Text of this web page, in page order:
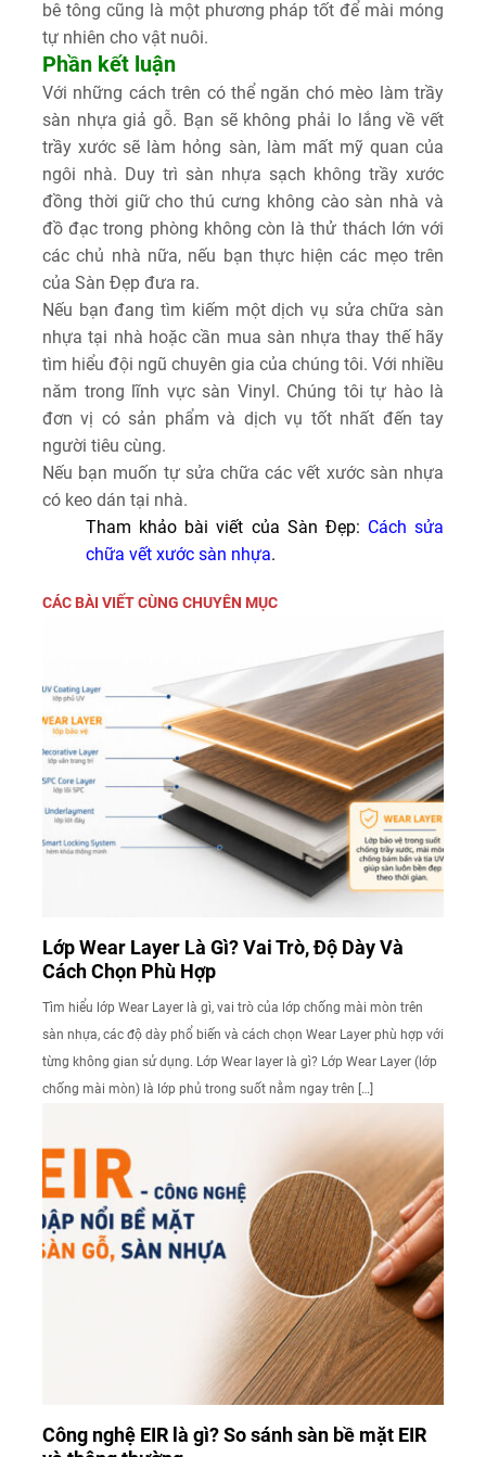
bê tông cũng là một phương pháp tốt để mài móng
tự nhiên cho vật nuôi.
Phần kết luận
Với những cách trên có thể ngăn chó mèo làm trầy
sàn nhựa giả gỗ. Bạn sẽ không phải lo lắng về vết
trầy xước sẽ làm hỏng sàn, làm mất mỹ quan của
ngôi nhà. Duy trì sàn nhựa sạch không trầy xước
đồng thời giữ cho thú cưng không cào sàn nhà và
đồ đạc trong phòng không còn là thử thách lớn với
các chủ nhà nữa, nếu bạn thực hiện các mẹo trên
của Sàn Đẹp đưa ra.
Nếu bạn đang tìm kiếm một dịch vụ sửa chữa sàn
nhựa tại nhà hoặc cần mua sàn nhựa thay thế hãy
tìm hiểu đội ngũ chuyên gia của chúng tôi. Với nhiều
năm trong lĩnh vực sàn Vinyl. Chúng tôi tự hào là
đơn vị có sản phẩm và dịch vụ tốt nhất đến tay
người tiêu cùng.
Nếu bạn muốn tự sửa chữa các vết xước sàn nhựa
có keo dán tại nhà.
Tham khảo bài viết của Sàn Đẹp: Cách sửa
chữa vết xước sàn nhựa.
CÁC BÀI VIẾT CÙNG CHUYÊN MỤC
Lớp Wear Layer Là Gì? Vai Trò, Độ Dày Và
Cách Chọn Phù Hợp
Tìm hiểu lớp Wear Layer là gì, vai trò của lớp chống mài mòn trên
sàn nhựa, các độ dày phổ biến và cách chọn Wear Layer phù hợp với
từng không gian sử dụng. Lớp Wear layer là gì? Lớp Wear Layer (lớp
chống mài mòn) là lớp phủ trong suốt nằm ngay trên […]
Công nghệ EIR là gì? So sánh sàn bề mặt EIR